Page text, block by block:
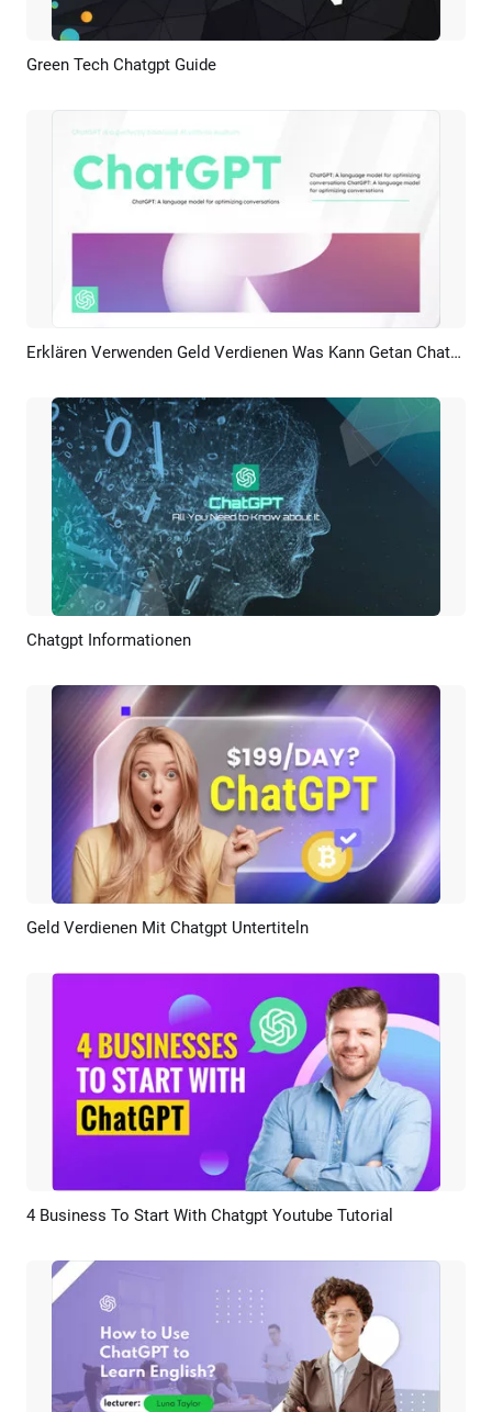
Vorschau
Green Tech Chatgpt Guide
Vorschau KI Erstellen Erklären Verwenden Geld Verdienen Was Kann Getan Chatgpt
Vorschau
Chatgpt Informationen
Vorschau KI Erstellen
Geld Verdienen Mit Chatgpt Untertiteln
Vorschau KI Erstellen
4 Business To Start With Chatgpt Youtube Tutorial